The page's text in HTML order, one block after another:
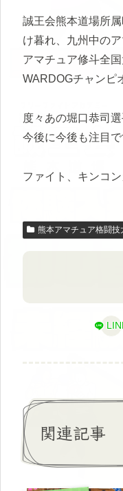
誠王会熊本道場所
け暮れ、九州中の
アマチュア修斗全
WARDOGチャンピ
度々あの堀口恭司
今後に今後も注目で
ファイト、キンコ
熊本アマチュア格闘
関連記事